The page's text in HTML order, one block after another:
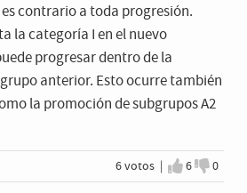
contrario a toda progresión.
la categoría I en el nuevo
progresar dentro de la
anterior. Esto ocurre también
la promoción de subgrupos A2
6 votos |
Estoy de
6
No
0